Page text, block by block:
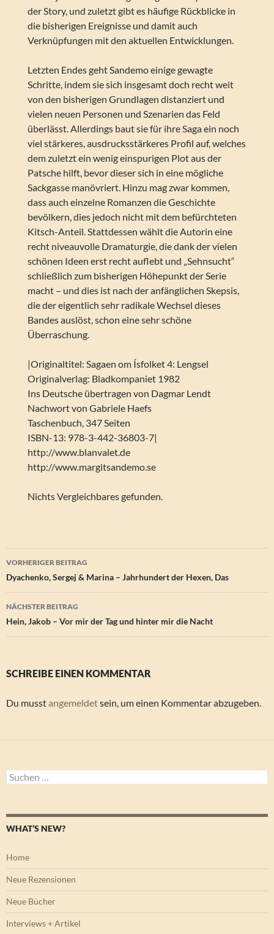
der Story, und zuletzt gibt es häufige Rückblicke in
die bisherigen Ereignisse und damit auch
Verknüpfungen mit den aktuellen Entwicklungen.
Letzten Endes geht Sandemo einige gewagte
Schritte, indem sie sich insgesamt doch recht weit
von den bisherigen Grundlagen distanziert und
vielen neuen Personen und Szenarien das Feld
überlässt. Allerdings baut sie für ihre Saga ein noch
viel stärkeres, ausdrucksstärkeres Profil auf, welches
dem zuletzt ein wenig einspurigen Plot aus der
Patsche hilft, bevor dieser sich in eine mögliche
Sackgasse manövriert. Hinzu mag zwar kommen,
dass auch einzelne Romanzen die Geschichte
bevölkern, dies jedoch nicht mit dem befürchteten
Kitsch-Anteil. Stattdessen wählt die Autorin eine
recht niveauvolle Dramaturgie, die dank der vielen
schönen Ideen erst recht auflebt und „Sehnsucht“
schließlich zum bisherigen Höhepunkt der Serie
macht – und dies ist nach der anfänglichen Skepsis,
die der eigentlich sehr radikale Wechsel dieses
Bandes auslöst, schon eine sehr schöne
Überraschung.
|Originaltitel: Sagaen om Ísfolket 4: Lengsel
Originalverlag: Bladkompaniet 1982
Ins Deutsche übertragen von Dagmar Lendt
Nachwort von Gabriele Haefs
Taschenbuch, 347 Seiten
ISBN-13: 978-3-442-36803-7|
http://www.blanvalet.de
http://www.margitsandemo.se
Nichts Vergleichbares gefunden.
Beitragsnavigation
VORHERIGER BEITRAG
Dyachenko, Sergej & Marina – Jahrhundert der Hexen, Das
NÄCHSTER BEITRAG
Hein, Jakob – Vor mir der Tag und hinter mir die Nacht
SCHREIBE EINEN KOMMENTAR
Du musstangemeldetsein, um einen Kommentar abzugeben.
Suchen
nach:
WHAT’S NEW?
Home
Neue Rezensionen
Neue Bücher
Interviews + Artikel